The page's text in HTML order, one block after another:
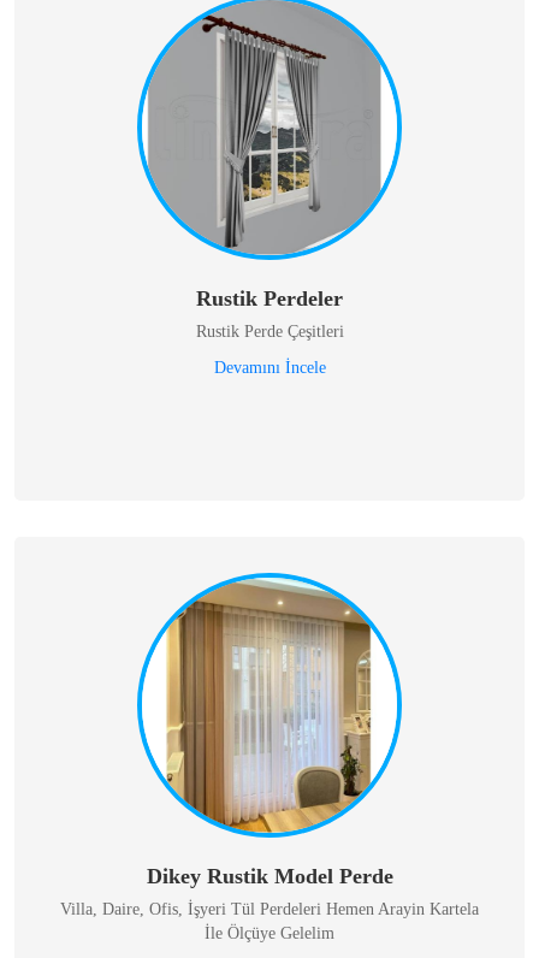
Rustik Perdeler
Rustik Perde Çeşitleri
Devamını İncele
Dikey Rustik Model Perde
Villa, Daire, Ofis, İşyeri Tül Perdeleri Hemen Arayin Kartela
İle Ölçüye Gelelim